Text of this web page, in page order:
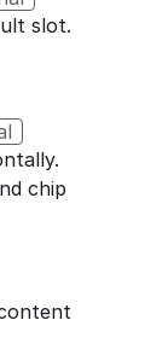
slot.
chip